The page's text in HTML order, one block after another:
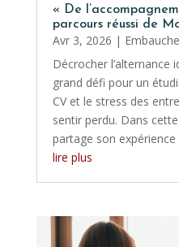
« De
parcours réussi de
Avr 3, 2026 | Embauche
Décrocher l’alternance
grand défi pour un
CV et le stress des
sentir perdu. Dans
partage son expérience
lire plus